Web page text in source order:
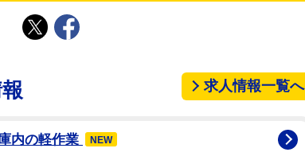
求人情報一覧へ
内の軽作業 NEW